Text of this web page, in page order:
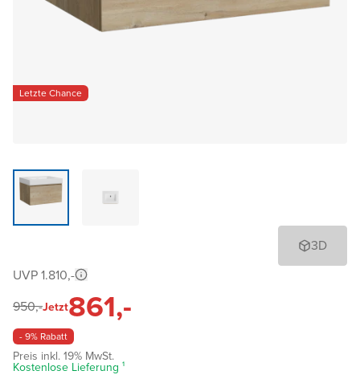
Letzte Chance
3D
UVP 1.810,-
950,-Jetzt861,-
- 9% Rabatt
Preis inkl. 19% MwSt.
Kostenlose Lieferung ¹